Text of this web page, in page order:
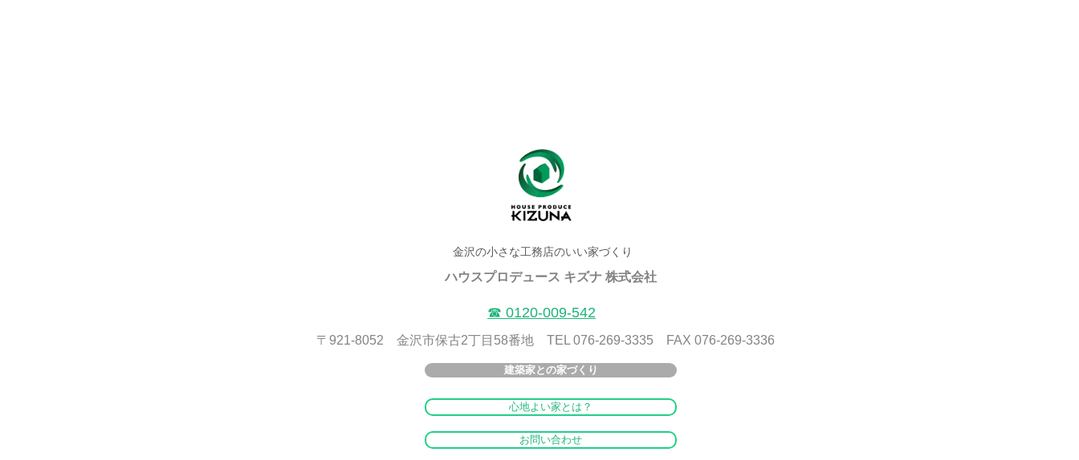
金沢の小さな工務店のいい家づくり
ハウスプロデュース キズナ 株式会社
​☎ 0120-009-542
〒921-8052 金沢市保古2丁目58番地 TEL 076-269-3335 FAX 076-269-3336
建築家との家づくり
心地よい家とは？
お問い合わせ